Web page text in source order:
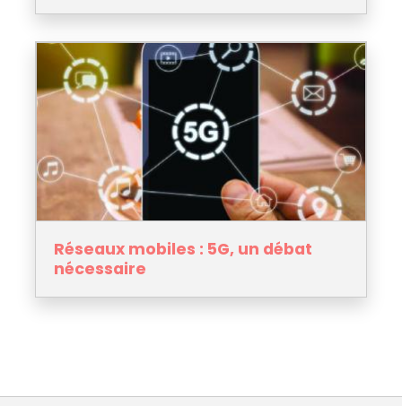
Réseaux mobiles : 5G, un débat
nécessaire